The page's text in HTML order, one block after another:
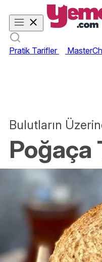
Pratik Tarifler
Bulutların
Poğaça